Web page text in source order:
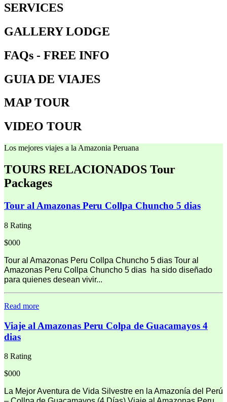
SERVICES
GALLERY LODGE
FAQs - FREE INFO
GUIA DE VIAJES
MAP TOUR
VIDEO TOUR
Los mejores viajes a la Amazonia Peruana
TOURS RELACIONADOS Tour
Packages
Tour al Amazonas Peru Collpa Chuncho 5 dias
8 Rating
$000
Tour al Amazonas Peru Collpa Chuncho 5 dias Tour al
Amazonas Peru Collpa Chuncho 5 dias ha sido diseñado
para quienes desean vivir...
Read more
Viaje al Amazonas Peru Colpa de Guacamayos 4
dias
8 Rating
$000
La Mejor Aventura de Vida Silvestre en la Amazonía del Perú